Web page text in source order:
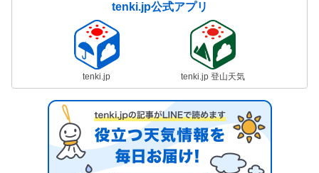
tenki.jp公式アプリ
tenki.jp tenki.jp 登山天気